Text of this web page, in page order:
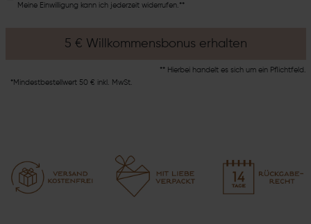
Meine Einwilligung kann ich jederzeit widerrufen.**
5 € Willkommensbonus erhalten
** Hierbei handelt es sich um ein Pflichtfeld.
*Mindestbestellwert 50 € inkl. MwSt.